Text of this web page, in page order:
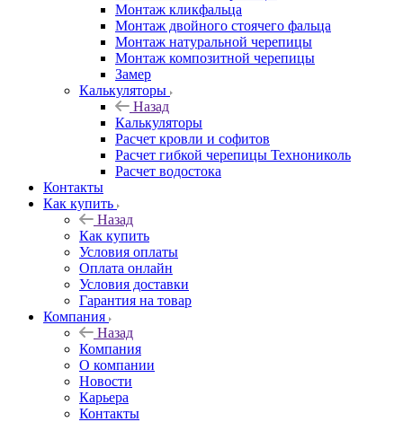
Монтаж кликфальца
Монтаж двойного стоячего фальца
Монтаж натуральной черепицы
Монтаж композитной черепицы
Замер
Калькуляторы
Назад
Калькуляторы
Расчет кровли и софитов
Расчет гибкой черепицы Технониколь
Расчет водостока
Контакты
Как купить
Назад
Как купить
Условия оплаты
Оплата онлайн
Условия доставки
Гарантия на товар
Компания
Назад
Компания
О компании
Новости
Карьера
Контакты